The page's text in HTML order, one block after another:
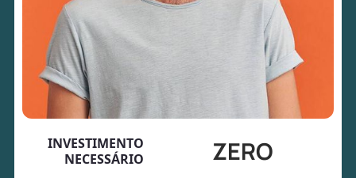
INVESTIMENTO
NECESSÁRIO
ZERO